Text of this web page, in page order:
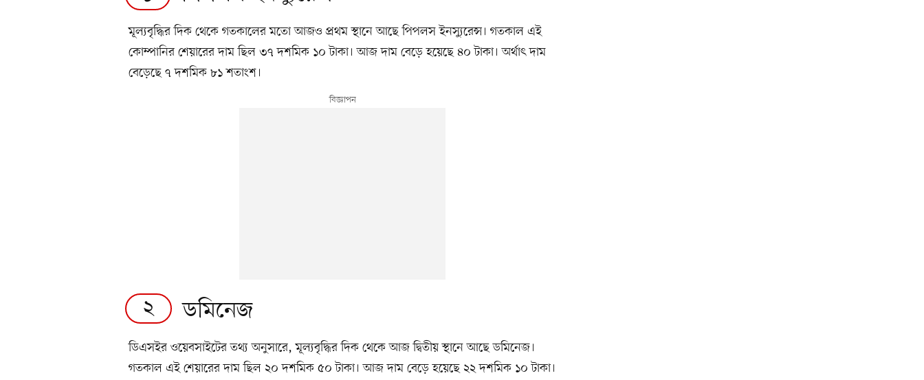
মূল্যবৃদ্ধির দিক থেকে গতকালের মতো আজও প্রথম স্থানে আছে পিপলস ইনস্যুরেন্স। গতকাল এই
কোম্পানির শেয়ারের দাম ছিল ৩৭ দশমিক ১০ টাকা। আজ দাম বেড়ে হয়েছে ৪০ টাকা। অর্থাৎ দাম
বেড়েছে ৭ দশমিক ৮১ শতাংশ।
২ ডমিনেজ
ডিএসইর ওয়েবসাইটের তথ্য অনুসারে, মূল্যবৃদ্ধির দিক থেকে আজ দ্বিতীয় স্থানে আছে ডমিনেজ।
গতকাল এই শেয়ারের দাম ছিল ২০ দশমিক ৫০ টাকা। আজ দাম বেড়ে হয়েছে ২২ দশমিক ১০ টাকা।